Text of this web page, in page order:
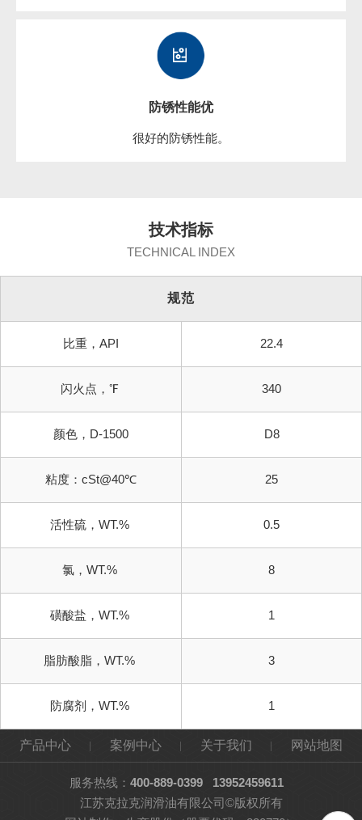
防锈性能优
很好的防锈性能。
技术指标
TECHNICAL INDEX
规范
比重，API 22.4
闪火点，℉ 340
颜色，D-1500 D8
粘度：cSt@40℃ 25
活性硫，WT.% 0.5
氯，WT.% 8
磺酸盐，WT.% 1
脂肪酸脂，WT.% 3
防腐剂，WT.% 1
产品中心 案例中心 关于我们 网站地图
服务热线： 400-889-0399
13952459611
江苏克拉克润滑油有限公司©版权所有